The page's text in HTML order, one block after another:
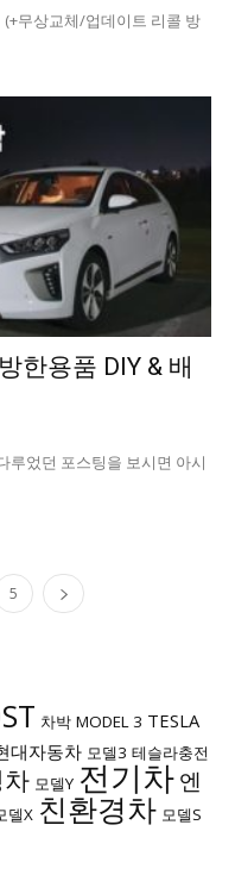
무상교체/업데이트 리콜 방
한용품 DIY & 배
루었던 포스팅을 보시면 아시
5
차박 MODEL 3 TESLA
대자동차 모델3 테슬라충전
모델Y 전기차 엔
델X 친환경차 모델S